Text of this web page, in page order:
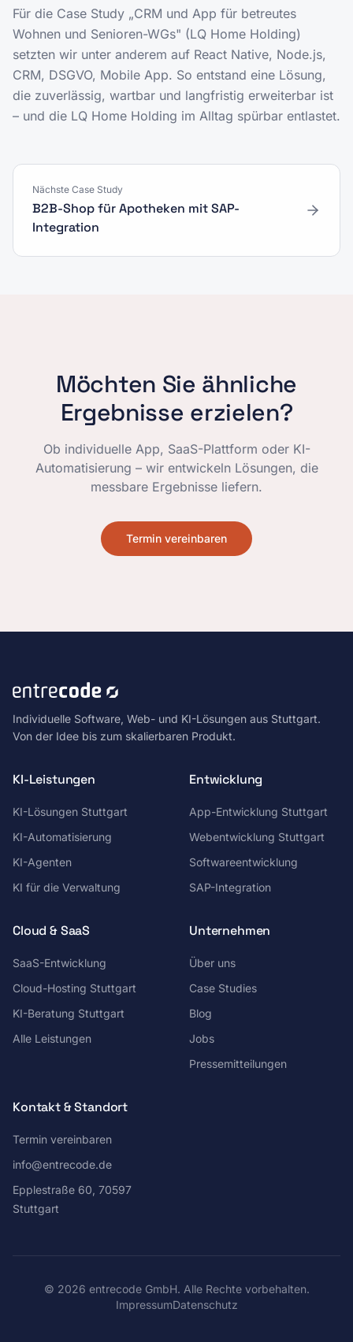
Für die Case Study „CRM und App für betreutes
Wohnen und Senioren-WGs" (LQ Home Holding)
setzten wir unter anderem auf React Native, Node.js,
CRM, DSGVO, Mobile App. So entstand eine Lösung,
die zuverlässig, wartbar und langfristig erweiterbar ist
– und die LQ Home Holding im Alltag spürbar entlastet.
Nächste Case Study
B2B-Shop für Apotheken mit SAP-
Integration
Möchten Sie ähnliche
Ergebnisse erzielen?
Ob individuelle App, SaaS-Plattform oder KI-
Automatisierung – wir entwickeln Lösungen, die
messbare Ergebnisse liefern.
Termin vereinbaren
Individuelle Software, Web- und KI-Lösungen aus Stuttgart.
Von der Idee bis zum skalierbaren Produkt.
KI-Leistungen
KI-Lösungen Stuttgart
KI-Automatisierung
KI-Agenten
KI für die Verwaltung
Entwicklung
App-Entwicklung Stuttgart
Webentwicklung Stuttgart
Softwareentwicklung
SAP-Integration
Cloud & SaaS
SaaS-Entwicklung
Cloud-Hosting Stuttgart
KI-Beratung Stuttgart
Alle Leistungen
Unternehmen
Über uns
Case Studies
Blog
Jobs
Pressemitteilungen
Kontakt & Standort
Termin vereinbaren
info@entrecode.de
Epplestraße 60, 70597
Stuttgart
© 2026 entrecode GmbH. Alle Rechte vorbehalten.
ImpressumDatenschutz